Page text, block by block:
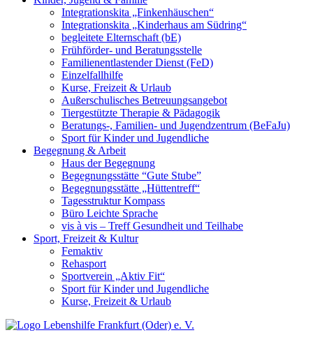
Integrationskita „Finkenhäuschen“
Integrationskita „Kinderhaus am Südring“
begleitete Elternschaft (bE)
Frühförder- und Beratungsstelle
Familienentlastender Dienst (FeD)
Einzelfallhilfe
Kurse, Freizeit & Urlaub
Außerschulisches Betreuungsangebot
Tiergestützte Therapie & Pädagogik
Beratungs-, Familien- und Jugendzentrum (BeFaJu)
Sport für Kinder und Jugendliche
Begegnung & Arbeit
Haus der Begegnung
Begegnungsstätte “Gute Stube”
Begegnungsstätte „Hüttentreff“
Tagesstruktur Kompass
Büro Leichte Sprache
vis à vis – Treff Gesundheit und Teilhabe
Sport, Freizeit & Kultur
Femaktiv
Rehasport
Sportverein „Aktiv Fit“
Sport für Kinder und Jugendliche
Kurse, Freizeit & Urlaub